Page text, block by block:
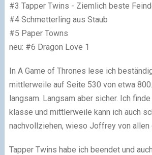
#3 Tapper Twins - Ziemlich beste
#4 Schmetterling aus Staub
#5 Paper Towns
neu: #6 Dragon Love 1
In A Game of Thrones lese ich
mittlerweile auf Seite 530 von etwa
langsam. Langsam aber sicher. Ich
klasse und mittlerweile kann ich auch
nachvollziehen, wieso Joffrey von allen
Tapper Twins habe ich beendet und